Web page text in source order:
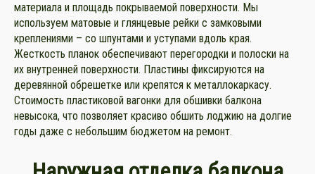
материала и площадь покрываемой поверхности. Мы
используем матовые и глянцевые рейки с замковыми
креплениями – со шпунтами и уступами вдоль края.
Жесткость планок обеспечивают перегородки и полоски на
их внутренней поверхности. Пластины фиксируются на
деревянной обрешетке или крепятся к металлокаркасу.
Стоимость пластиковой вагонки для обшивки балкона
невысока, что позволяет красиво обшить лоджию на долгие
годы даже с небольшим бюджетом на ремонт.